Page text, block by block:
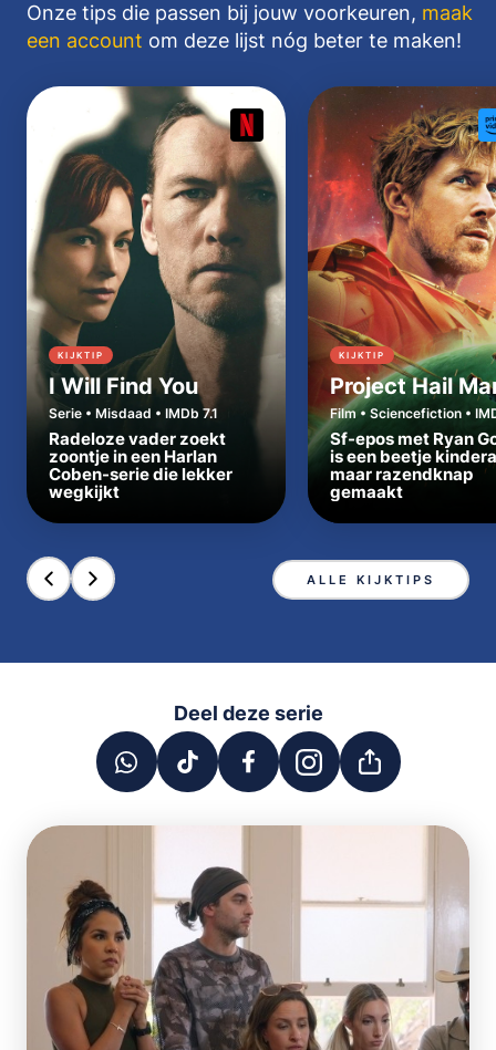
Onze tips die passen bij jouw voorkeuren, maak
een account om deze lijst nóg beter te maken!
KIJKTIP
I Will Find You
Serie • Misdaad • IMDb 7.1
Radeloze vader zoekt
zoontje in een Harlan
Coben-serie die lekker
wegkijkt
KIJKTIP
Project Hail
Film • Sciencefiction •
Sf-epos met Ryan
is een beetje
maar razendknap
gemaakt
ALLE KIJKTIPS
Deel deze serie